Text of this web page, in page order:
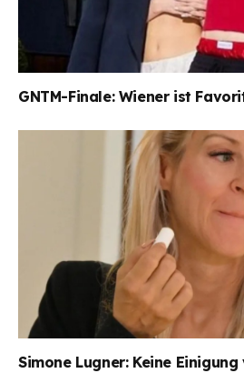
GNTM-Finale: Wiener ist
Simone Lugner: Keine